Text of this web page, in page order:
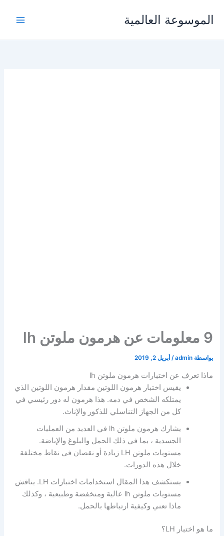
الموسوعة العالمية
9 معلومات عن هرمون ملوتن lh
بواسطة admin
/أبريل 2, 2019
ماذا تعرف عن اختبارات هرمون ملوتن lh
يقيس اختبار هرمون اللوتين مقدار هرمون اللوتين الذي
يمتلكه الشخص في دمه. هذا هرمون له دور رئيسي في
كل من الجهاز التناسلي للذكور والإناث.
يشارك هرمون ملوتن lh في العديد من العمليات
الجسدية ، بما في ذلك الحمل والبلوغ والإباضة.
مستويات ملوتن LH زيادة أو نقصان في نقاط مختلفة
خلال هذه الدورات.
يستكشف هذا المقال استخدامات اختبارات LH. يناقش
مستويات ملوتن lh عالية ومنخفضة وطبيعية ، وكذلك
ماذا تعني وكيفية ارتباطها بالحمل.
ما هو اختبار LH؟